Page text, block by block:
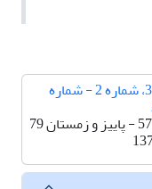
دوره 35، شماره 2 - شماره